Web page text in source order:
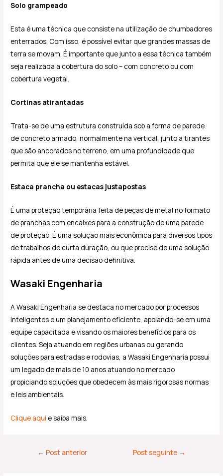
Solo grampeado
Esta é uma técnica que consiste na utilização de chumbadores
enterrados. Com isso, é possível evitar que grandes massas de
terra se movam. É importante que junto a essa técnica também
seja realizada a cobertura do solo – com concreto ou com
cobertura vegetal.
Cortinas atirantadas
Trata-se de uma estrutura construída sob a forma de parede
de concreto armado, normalmente na vertical, junto a tirantes
que são ancorados no terreno, em uma profundidade que
permita que ele se mantenha estável.
Estaca prancha ou estacas justapostas
É uma proteção temporária feita de peças de metal no formato
de pranchas com encaixes para a construção de uma parede
de proteção. É uma solução mais econômica para diversos tipos
de trabalhos de curta duração, ou que precise de uma solução
rápida antes de uma decisão definitiva.
Wasaki Engenharia
A Wasaki Engenharia se destaca no mercado por processos
inteligentes e um planejamento eficiente, apoiando-se em uma
equipe capacitada e visando os maiores benefícios para os
clientes. Seja atuando em regiões urbanas ou gerando
soluções para estradas e rodovias, a Wasaki Engenharia possui
um legado de mais de 10 anos atuando no mercado
propiciando soluções que obedecem às mais rigorosas normas
e leis ambientais.
Clique aqui e saiba mais.
← Post anterior Post seguinte →